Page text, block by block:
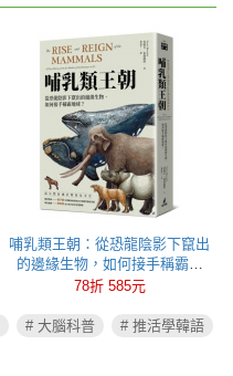
哺乳類王朝：從恐龍陰影下竄出
的邊緣生物，如何接手稱霸地
球？
78折 585元
# 大腦科普
# 推活學韓語